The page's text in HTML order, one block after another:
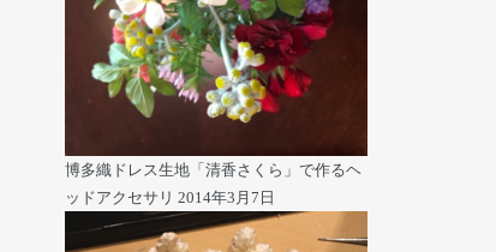
博多織ドレス生地「清香さくら」で作るヘ
ッドアクセサリ 2014年3月7日